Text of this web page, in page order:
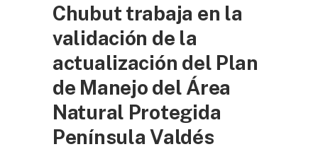
Chubut trabaja en la
validación de la
actualización del Plan
de Manejo del Área
Natural Protegida
Península Valdés